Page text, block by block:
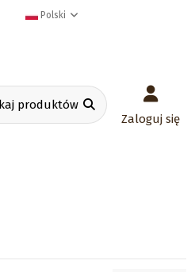
Polski
Zaloguj się